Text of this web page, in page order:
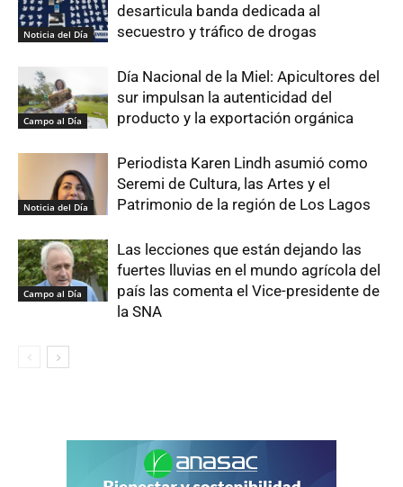
Noticia del Día
desarticula banda dedicada al
secuestro y tráfico de drogas
Campo al Día
Día Nacional de la Miel: Apicultores del
sur impulsan la autenticidad del
producto y la exportación orgánica
Noticia del Día
Periodista Karen Lindh asumió como
Seremi de Cultura, las Artes y el
Patrimonio de la región de Los Lagos
Campo al Día
Las lecciones que están dejando las
fuertes lluvias en el mundo agrícola del
país las comenta el Vice-presidente de
la SNA